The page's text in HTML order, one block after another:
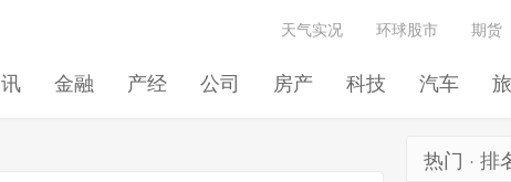
金融 产经 公司 房产 科技 汽车
天气实况 环球股市 期货
热门 · 排